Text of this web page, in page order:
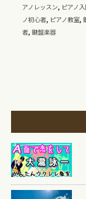
アノレッスン, ピアノ
ノ初心者, ピアノ教室,
者, 鍵盤楽器